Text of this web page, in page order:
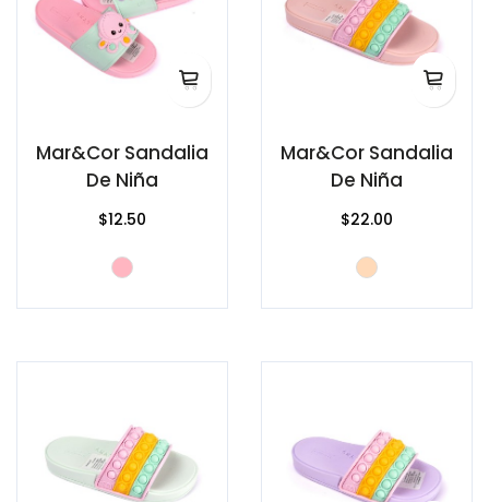
Mar&Cor Sandalia
De Niña
$12.50
Mar&Cor Sandalia
De Niña
$22.00